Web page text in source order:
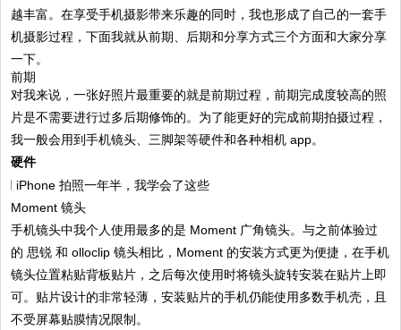
越丰富。在享受手机摄影带来乐趣的同时，我也形成了自己的一套手
机摄影过程，下面我就从前期、后期和分享方式三个方面和大家分享
一下。
前期
对我来说，一张好照片最重要的就是前期过程，前期完成度较高的照
片是不需要进行过多后期修饰的。为了能更好的完成前期拍摄过程，
我一般会用到手机镜头、三脚架等硬件和各种相机 app。
硬件
Moment 镜头
手机镜头中我个人使用最多的是 Moment 广角镜头。与之前体验过
的 思锐 和 olloclip 镜头相比，Moment 的安装方式更为便捷，在手机
镜头位置粘贴背板贴片，之后每次使用时将镜头旋转安装在贴片上即
可。贴片设计的非常轻薄，安装贴片的手机仍能使用多数手机壳，且
不受屏幕贴膜情况限制。